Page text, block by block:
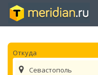
Откуда
Севастополь